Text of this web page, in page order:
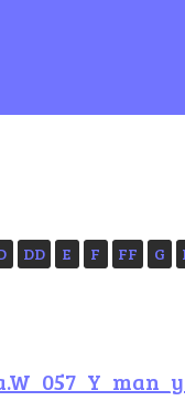
DD E F FF G